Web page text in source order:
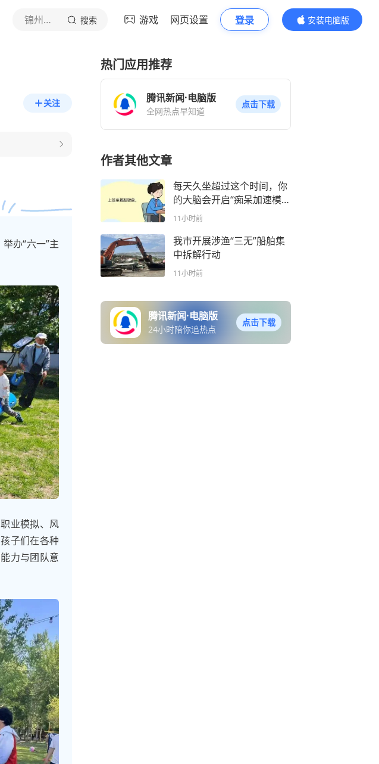
锦州日报 搜索 游戏 网页设置 登录
安装电脑版
内容更精彩
关注
办“六一”主
业模拟、风
子们在各种
力与团队意
热门应用推荐
腾讯新闻·电脑版
全网热点早知道
点击下载
作者其他文章
每天久坐超过这个时间，你
的大脑会开启“痴呆加速模
式”！
11小时前
我市开展涉渔“三无”船舶集
中拆解行动
11小时前
腾讯新闻·电脑版
24小时陪你追热点
点击下载